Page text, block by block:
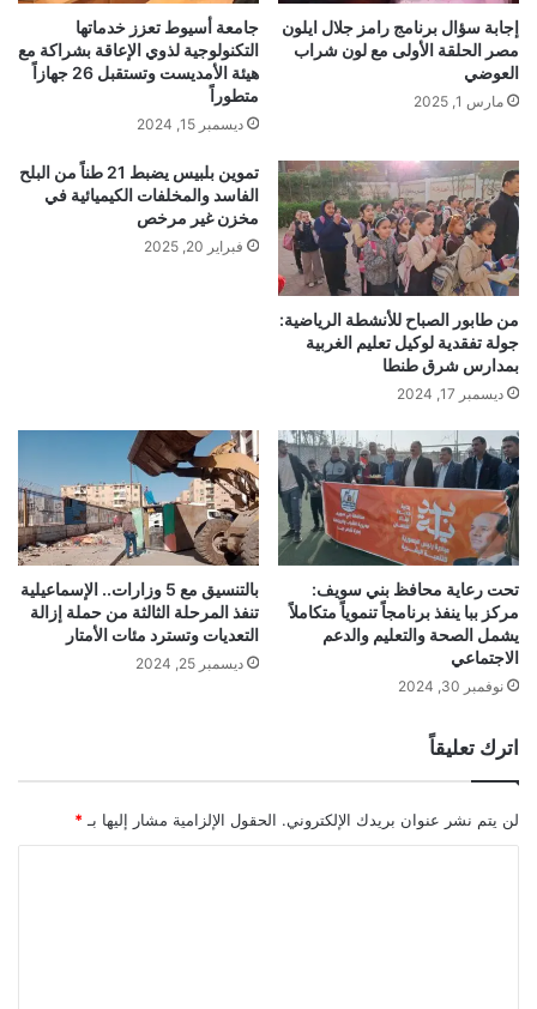
إجابة سؤال برنامج رامز جلال ايلون
مصر الحلقة الأولى مع لون شراب
العوضي
مارس 1, 2025
جامعة أسيوط تعزز خدماتها
التكنولوجية لذوي الإعاقة بشراكة مع
هيئة الأمديست وتستقبل 26 جهازاً
متطوراً
ديسمبر 15, 2024
من طابور الصباح للأنشطة الرياضية:
جولة تفقدية لوكيل تعليم الغربية
بمدارس شرق طنطا
ديسمبر 17, 2024
تموين بلبيس يضبط 21 طناً من البلح
الفاسد والمخلفات الكيميائية في
مخزن غير مرخص
فبراير 20, 2025
تحت رعاية محافظ بني سويف:
مركز ببا ينفذ برنامجاً تنموياً متكاملاً
يشمل الصحة والتعليم والدعم
الاجتماعي
نوفمبر 30, 2024
بالتنسيق مع 5 وزارات.. الإسماعيلية
تنفذ المرحلة الثالثة من حملة إزالة
التعديات وتسترد مئات الأمتار
ديسمبر 25, 2024
اترك تعليقاً
لن يتم نشر عنوان بريدك الإلكتروني. الحقول الإلزامية مشار إليها بـ *